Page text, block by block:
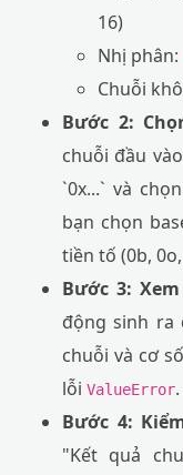
16)
Nhị phân:
Chuỗi
Bước 2:
chuỗi đầu
`0x...` và
bạn chọn
tiền tố (0b,
Bước 3:
động sinh ra
chuỗi và cơ
lỗi ValueError.
Bước 4:
"Kết quả